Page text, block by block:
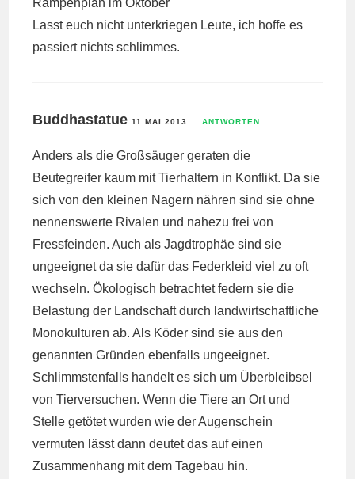
Rampenplan im Oktober
Lasst euch nicht unterkriegen Leute, ich hoffe es
passiert nichts schlimmes.
Buddhastatue11 MAI 2013 ANTWORTEN
Anders als die Großsäuger geraten die
Beutegreifer kaum mit Tierhaltern in Konflikt. Da sie
sich von den kleinen Nagern nähren sind sie ohne
nennenswerte Rivalen und nahezu frei von
Fressfeinden. Auch als Jagdtrophäe sind sie
ungeeignet da sie dafür das Federkleid viel zu oft
wechseln. Ökologisch betrachtet federn sie die
Belastung der Landschaft durch landwirtschaftliche
Monokulturen ab. Als Köder sind sie aus den
genannten Gründen ebenfalls ungeeignet.
Schlimmstenfalls handelt es sich um Überbleibsel
von Tierversuchen. Wenn die Tiere an Ort und
Stelle getötet wurden wie der Augenschein
vermuten lässt dann deutet das auf einen
Zusammenhang mit dem Tagebau hin.